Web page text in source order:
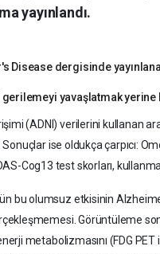
yayınlandı.
's Disease dergisinde
yavaşlatmak yerine
(ADNI) verilerini kullanan
Sonuçlar ise oldukça çarpıcı:
Cog13 test skorları,
bu olumsuz etkisinin
Görüntüleme
metabolizmasını (FDG